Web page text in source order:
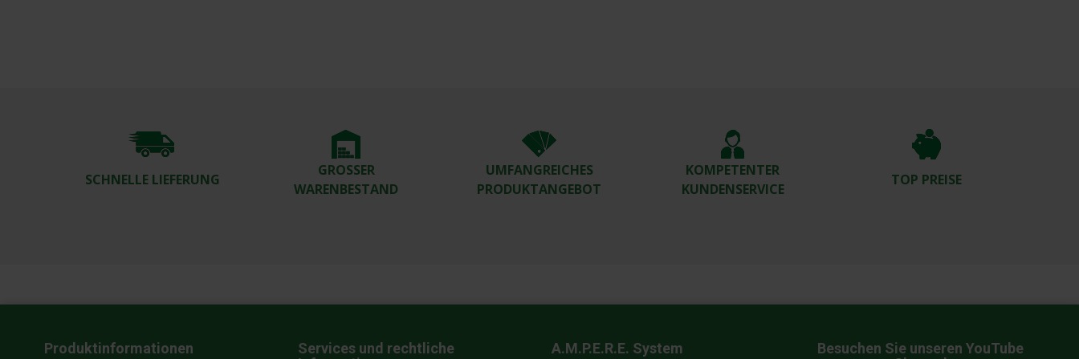
SCHNELLE LIEFERUNG
GROSSER W
ARENBESTAND
UMFANGREICHES
PRODUKTANGEBOT
KOMPETENTER
KUNDENSERVICE
TOP PREISE
Produktinformationen
Services und rechtliche
A.M.P.E.R.E. System
Besuchen Sie unseren YouTube